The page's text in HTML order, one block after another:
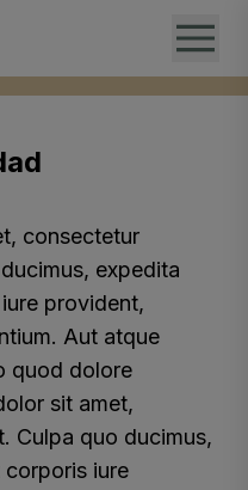
consectetur
expedita
provident,
Aut atque
quod dolore
sit amet,
Culpa quo ducimus,
corporis iure